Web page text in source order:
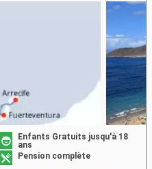
Enfants Gratuits jusqu'à 18
ans
Pension complète